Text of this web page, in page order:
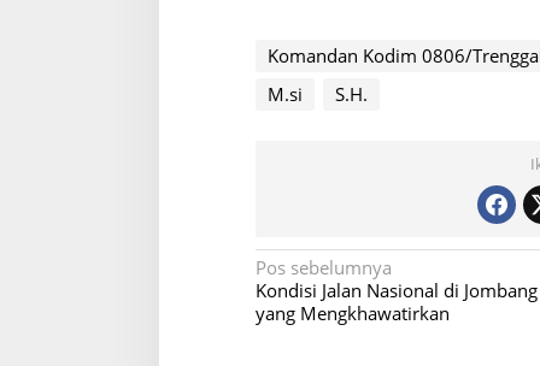
Komandan Kodim 0806/
M.si
S.H.
N
a
Pos sebelumnya
Kondisi Jalan Nasional di Jombang
yang Mengkhawatirkan